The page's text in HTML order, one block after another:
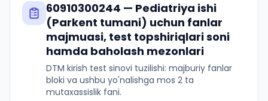
60910300244 — Pediatriya ishi
(Parkent tumani) uchun fanlar
majmuasi, test topshiriqlari soni
hamda baholash mezonlari
DTM kirish test sinovi tuzilishi: majburiy fanlar
bloki va ushbu yo'nalishga mos 2 ta
mutaxassislik fani.